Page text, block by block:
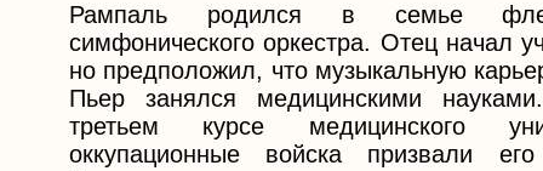
Рампаль родился в семье
симфонического оркестра. Отец начал
но предположил, что музыкальную
Пьер занялся медицинскими
третьем курсе медицинского
оккупационные войска призвали